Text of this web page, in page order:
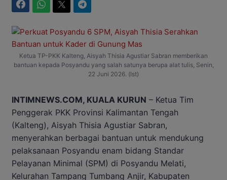
Ketua TP-PKK Kalteng, Aisyah Thisia Agustiar Sabran memberikan
bantuan kepada Posyandu yang salah satunya berupa alat tulis, Senin,
22 Juni 2026. (Ist)
INTIMNEWS.COM, KUALA KURUN – Ketua Tim
Penggerak PKK Provinsi Kalimantan Tengah
(Kalteng), Aisyah Thisia Agustiar Sabran,
menyerahkan berbagai bantuan untuk mendukung
pelaksanaan Posyandu enam bidang Standar
Pelayanan Minimal (SPM) di Posyandu Melati,
Kelurahan Tampang Tumbang Anjir, Kabupaten